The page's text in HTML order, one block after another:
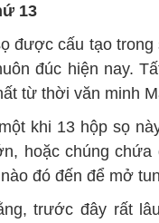
13
được cấu tạo
đúc hiện nay.
từ thời văn minh
khi 13 hộp sọ
hoặc chúng
đó đến để mở
trước đây rất